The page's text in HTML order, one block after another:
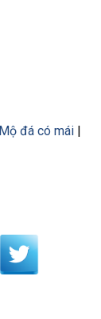
Mộ đá có mái